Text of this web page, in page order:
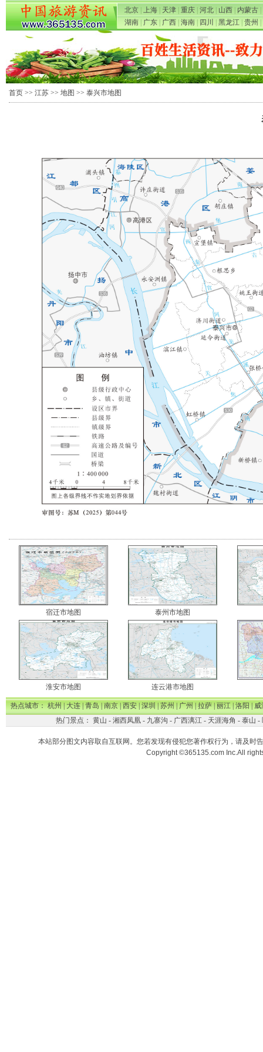
北京 上海 天津 重庆 河北 山西 内蒙古
湖南
广东 广西 海南 四川 黑龙江 贵州
首页 >> 江苏 >> 地图 >> 泰兴市地图
宿迁市地图 泰州市地图
淮安市地图 连云港市地图
热点城市：杭州|大连|青岛|南京|西安|深圳|苏州|广州|拉萨|丽江|洛阳|威
热门景点： 黄山 - 湘西凤凰- 九寨沟 - 广西漓江- 天涯海角 - 泰山 -
本站部分图文内容取自互联网。您若发现有侵犯您著作权行为，请及时
Copyright ©365135.com Inc.All